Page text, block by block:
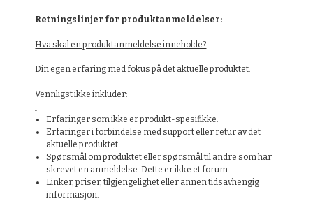
Retningslinjer for produktanmeldelser:
Hva skal en produktanmeldelse inneholde?
Din egen erfaring med fokus på det aktuelle produktet.
Vennligst ikke inkluder:
Erfaringer som ikke er produkt-spesifikke.
Erfaringer i forbindelse med support eller retur av det
aktuelle produktet.
Spørsmål om produktet eller spørsmål til andre som har
skrevet en anmeldelse. Dette er ikke et forum.
Linker, priser, tilgjengelighet eller annen tidsavhengig
informasjon.